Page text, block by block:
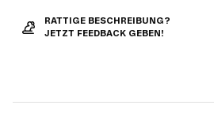
RATTIGE BESCHREIBUNG?
JETZT FEEDBACK GEBEN!